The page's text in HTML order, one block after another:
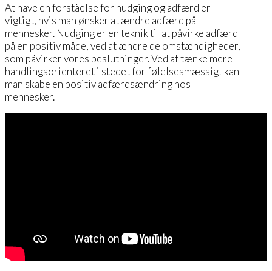
At have en forståelse for nudging og adfærd er
vigtigt, hvis man ønsker at ændre adfærd på
mennesker. Nudging er en teknik til at påvirke adfærd
på en positiv måde, ved at ændre de omstændigheder,
som påvirker vores beslutninger. Ved at tænke mere
handlingsorienteret i stedet for følelsesmæssigt kan
man skabe en positiv adfærdsændring hos
mennesker.